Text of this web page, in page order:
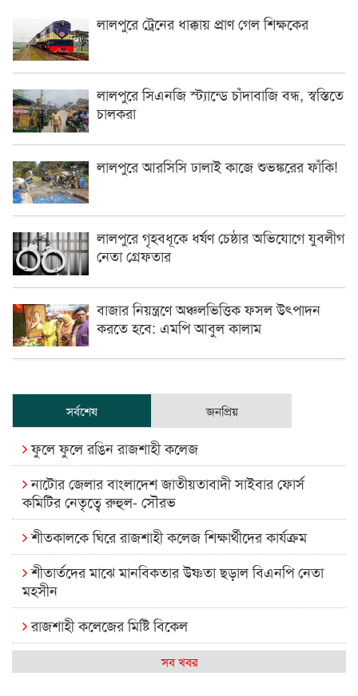
লালপুরে ট্রেনের ধাক্কায় প্রাণ গেল শিক্ষকের
লালপুরে সিএনজি স্ট্যান্ডে চাঁদাবাজি বন্ধ, স্বস্তিতে
চালকরা
লালপুরে আরসিসি ঢালাই কাজে শুভঙ্করের ফাঁকি!
লালপুরে গৃহবধূকে ধর্ষণ চেষ্ঠার অভিযোগে যুবলীগ
নেতা গ্রেফতার
বাজার নিয়ন্ত্রণে অঞ্চলভিত্তিক ফসল উৎপাদন
করতে হবে: এমপি আবুল কালাম
সর্বশেষ জনপ্রিয়
ফুলে ফুলে রঙিন রাজশাহী কলেজ
নাটোর জেলার বাংলাদেশ জাতীয়তাবাদী সাইবার ফোর্স
কমিটির নেতৃত্বে রুহুল- সৌরভ
শীতকালকে ঘিরে রাজশাহী কলেজ শিক্ষার্থীদের কার্যক্রম
শীতার্তদের মাঝে মানবিকতার উষ্ণতা ছড়াল বিএনপি নেতা
মহসীন
রাজশাহী কলেজের মিষ্টি বিকেল
কেমন আছে আমাদের দেশের মধ্যবিত্তরা
সব খবর